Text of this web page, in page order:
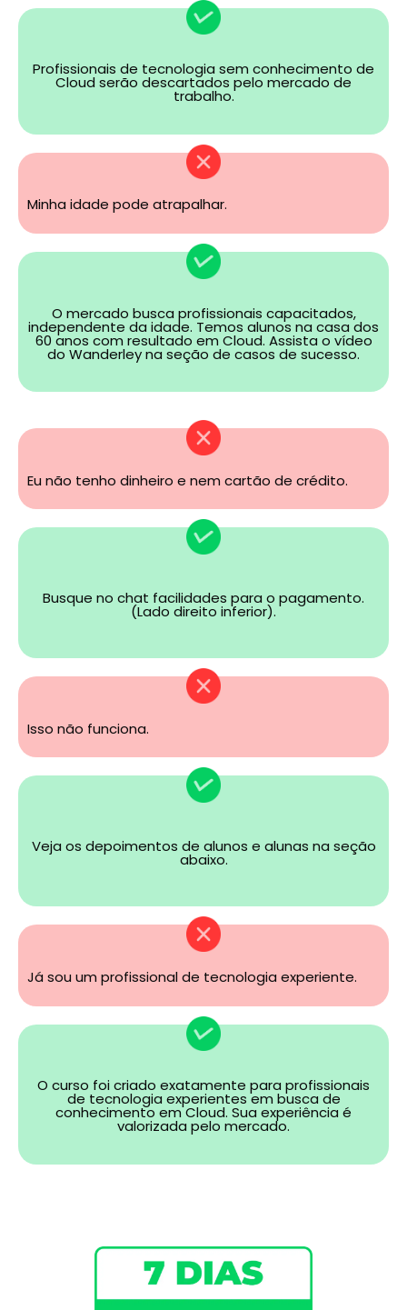
Profissionais de tecnologia sem conhecimento de
Cloud serão descartados pelo mercado de
trabalho.
Minha idade pode atrapalhar.
O mercado busca profissionais capacitados,
independente da idade. Temos alunos na casa dos
60 anos com resultado em Cloud. Assista o vídeo
do Wanderley na seção de casos de sucesso.
Eu não tenho dinheiro e nem cartão de crédito.
Busque no chat facilidades para o pagamento.
(Lado direito inferior).
Isso não funciona.
Veja os depoimentos de alunos e alunas na seção
abaixo.
Já sou um profissional de tecnologia experiente.
O curso foi criado exatamente para profissionais
de tecnologia experientes em busca de
conhecimento em Cloud. Sua experiência é
valorizada pelo mercado.